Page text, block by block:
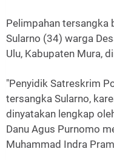
Pelimpahan tersangka
Sularno (34) warga
Ulu, Kabupaten Mura,
"Penyidik Satreskrim
tersangka Sularno,
dinyatakan lengkap
Danu Agus Purnomo
Muhammad Indra